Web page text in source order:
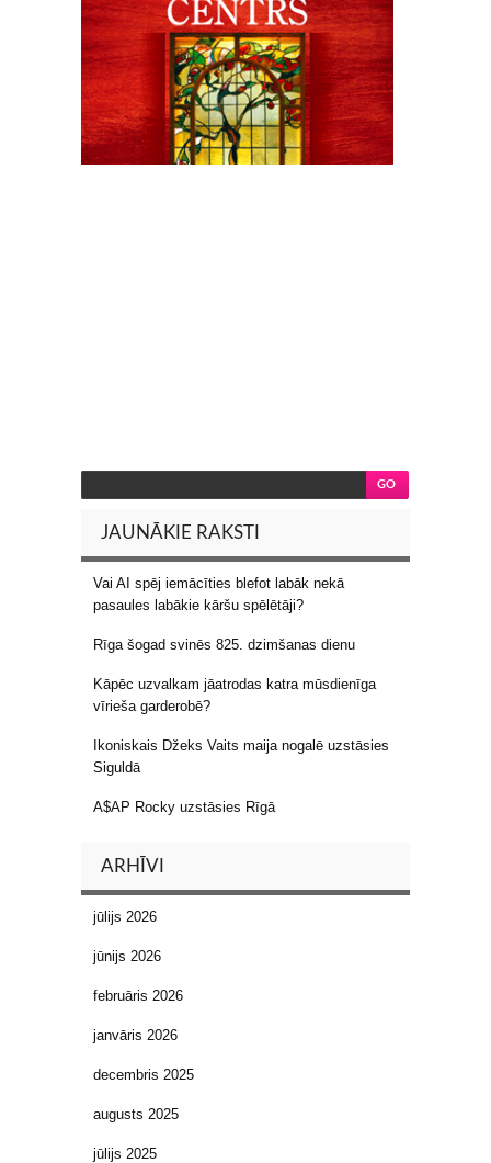
JAUNĀKIE RAKSTI
Vai AI spēj iemācīties blefot labāk nekā
pasaules labākie kāršu spēlētāji?
Rīga šogad svinēs 825. dzimšanas dienu
Kāpēc uzvalkam jāatrodas katra mūsdienīga
vīrieša garderobē?
Ikoniskais Džeks Vaits maija nogalē uzstāsies
Siguldā
A$AP Rocky uzstāsies Rīgā
ARHĪVI
jūlijs 2026
jūnijs 2026
februāris 2026
janvāris 2026
decembris 2025
augusts 2025
jūlijs 2025